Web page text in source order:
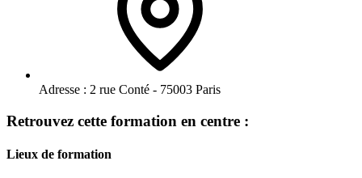
Adresse : 2 rue Conté - 75003 Paris
Retrouvez cette formation en centre :
Lieux de formation